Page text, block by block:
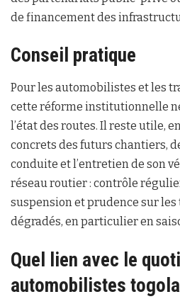
de financement des
Conseil pratique
Pour les automobilistes et les
cette réforme institutionnelle
l’état des routes. Il reste utile,
concrets des futurs chantiers,
conduite et l’entretien de son
réseau routier : contrôle
suspension et prudence sur les
dégradés, en particulier en
Quel lien avec le
automobilistes